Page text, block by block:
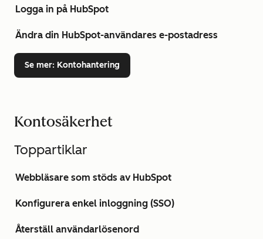
Logga in på HubSpot
Ändra din HubSpot-användares e-postadress
Se mer: Kontohantering
Kontosäkerhet
Toppartiklar
Webbläsare som stöds av HubSpot
Konfigurera enkel inloggning (SSO)
Återställ användarlösenord